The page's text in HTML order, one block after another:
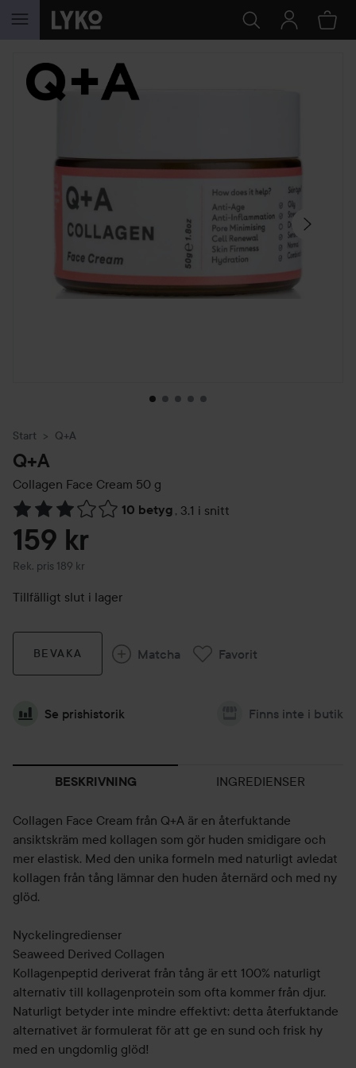
HOPPA TILL INNEHÅLLET
HOPPA ÖVER SEKTIONEN
Start Q+A
Q+A
Collagen Face Cream 50 g
10 betyg , 3.1 i snitt
Hoppa till Betyg & kommentarer
159 kr
Rek. pris 189 kr
Rekommenderat pris 189 kr
Tillfälligt slut i lager
BEVAKA Matcha Favorit
Se prishistorik Finns inte i butik
BESKRIVNING INGREDIENSER
Collagen Face Cream från Q+A är en återfuktande
ansiktskräm med kollagen som gör huden smidigare och
mer elastisk. Med den unika formeln med naturligt avledat
kollagen från tång lämnar den huden åternärd och med ny
glöd.
Nyckelingredienser
Seaweed Derived Collagen
Kollagenpeptid deriverat från tång är ett 100% naturligt
alternativ till kollagenprotein som ofta kommer från djur.
Naturligt betyder inte mindre effektivt: detta återfuktande
alternativet är formulerat för att ge en sund och frisk hy
med en ungdomlig glöd!